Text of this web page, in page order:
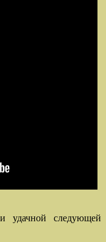
удачной следующей